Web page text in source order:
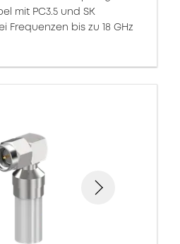
mit PC3.5 und SK
Frequenzen bis zu 18 GHz